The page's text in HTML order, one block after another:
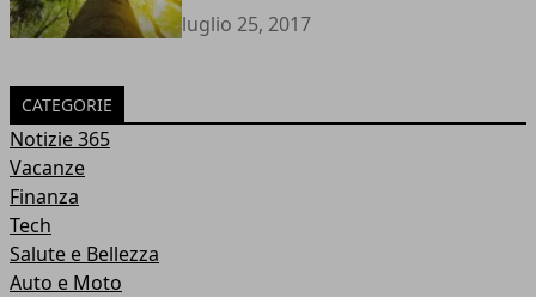
luglio 25, 2017
CATEGORIE
Notizie 365
Vacanze
Finanza
Tech
Salute e Bellezza
Auto e Moto